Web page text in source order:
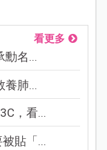
看更多
勳名...
養肺...
，看...
貼「...